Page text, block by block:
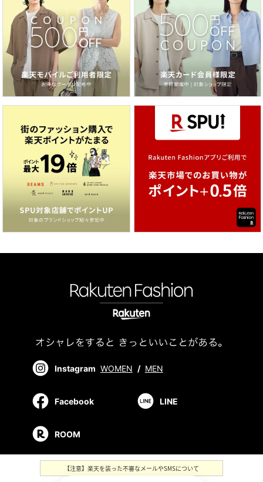
Instagram WOMEN / MEN
Facebook LINE
ROOM
【注意】楽天を装った不審なメールやSMSについて